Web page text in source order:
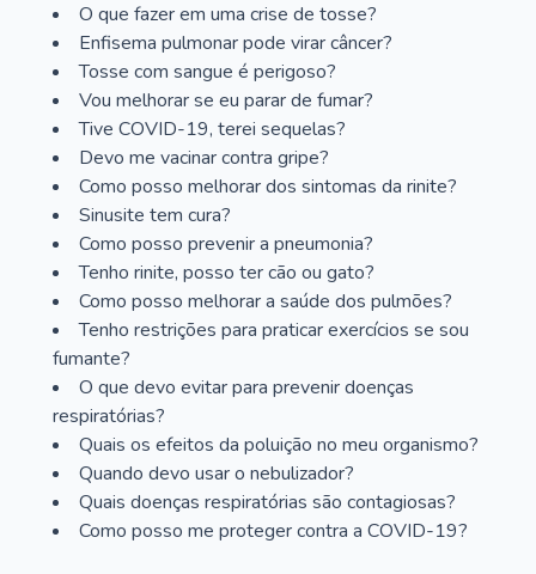
O que fazer em uma crise de tosse?
Enfisema pulmonar pode virar câncer?
Tosse com sangue é perigoso?
Vou melhorar se eu parar de fumar?
Tive COVID-19, terei sequelas?
Devo me vacinar contra gripe?
Como posso melhorar dos sintomas da rinite?
Sinusite tem cura?
Como posso prevenir a pneumonia?
Tenho rinite, posso ter cão ou gato?
Como posso melhorar a saúde dos pulmões?
Tenho restrições para praticar exercícios se sou
fumante?
O que devo evitar para prevenir doenças
respiratórias?
Quais os efeitos da poluição no meu organismo?
Quando devo usar o nebulizador?
Quais doenças respiratórias são contagiosas?
Como posso me proteger contra a COVID-19?